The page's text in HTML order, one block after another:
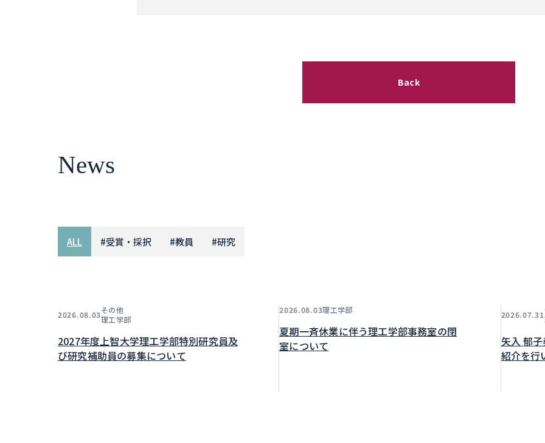
Back
News
ALL #受賞・採択 #教員 #研究
2026.08.03その他
理工学部
2027年度上智大学理工学部特別研究員及
び研究補助員の募集について
2026.08.03理工学部
夏期一斉休業に伴う理工学部事務室の閉
室について
2026.07.31
矢入 郁
紹介を行